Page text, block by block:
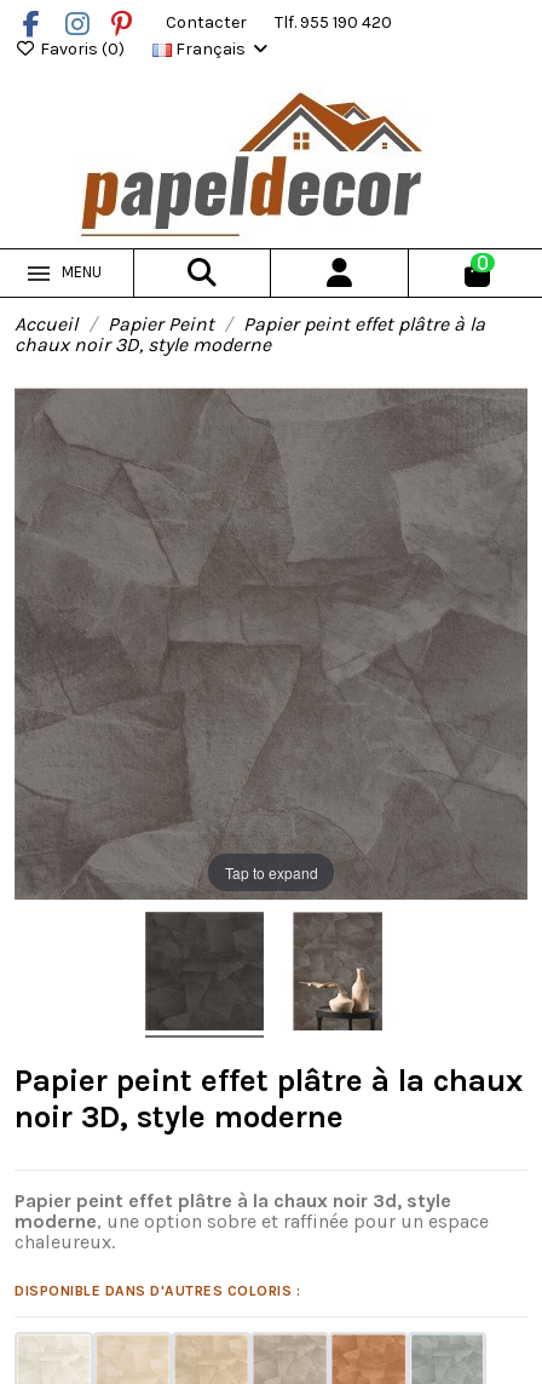
Contacter
Tlf. 955 190 420
Favoris (0) Français
MENU 0
Accueil Papier Peint
Papier peint effet plâtre à la
chaux noir 3D, style moderne
Tap to expand
Papier peint effet plâtre à la chaux
noir 3D, style moderne
Papier peint effet plâtre à la chaux noir 3d, style
moderne, une option sobre et raffinée pour un espace
chaleureux.
DISPONIBLE DANS D'AUTRES COLORIS :